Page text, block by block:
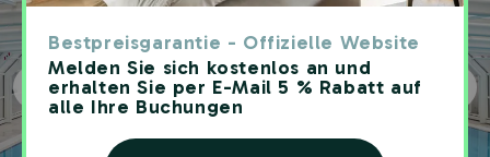
Bestpreisgarantie - Offizielle Website
Melden Sie sich kostenlos an und
erhalten Sie per E-Mail 5 % Rabatt auf
alle Ihre Buchungen